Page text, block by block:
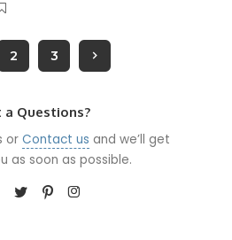
2 3
a Questions?
or Contact us and we’ll get
as soon as possible.